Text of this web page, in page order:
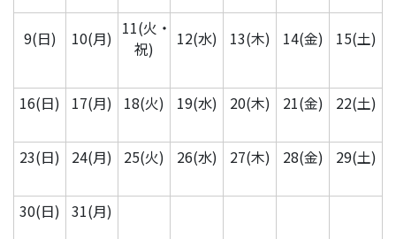
9(日) 10(月) 11(火・
祝)
12(水) 13(木) 14(金) 15(土)
16(日) 17(月) 18(火) 19(水) 20(木) 21(金) 22(土)
23(日) 24(月) 25(火) 26(水) 27(木) 28(金) 29(土)
30(日) 31(月)